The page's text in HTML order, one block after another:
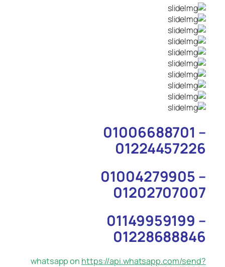
01006688701 –
01224457226
01004279905 –
01202707007
01149959199 –
01228688846
whatsapp on https://api.whatsapp.com/send?